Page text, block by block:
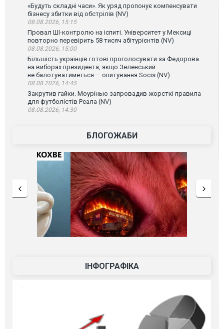
«Будуть складні часи». Як уряд пропонує компенсувати
бізнесу збитки від обстрілів (NV)
08.08.2026, 15:15
Провал ШІ-контролю на іспиті. Університет у Мексиці
повторно перевірить 58 тисяч абітурієнтів (NV)
08.08.2026, 15:00
Більшість українців готові проголосувати за Федорова
на виборах президента, якщо Зеленський
не балотуватиметься — опитування Socis (NV)
08.08.2026, 14:45
Закрутив гайки. Моурінью запровадив жорсткі правила
для футболістів Реала (NV)
08.08.2026, 14:30
БЛОГОЖАБИ
ІНФОГРАФІКА